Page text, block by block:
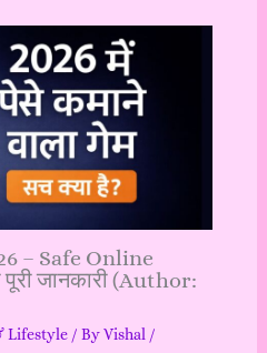
– Safe Online
जानकारी (Author:
Lifestyle/ ByVishal /